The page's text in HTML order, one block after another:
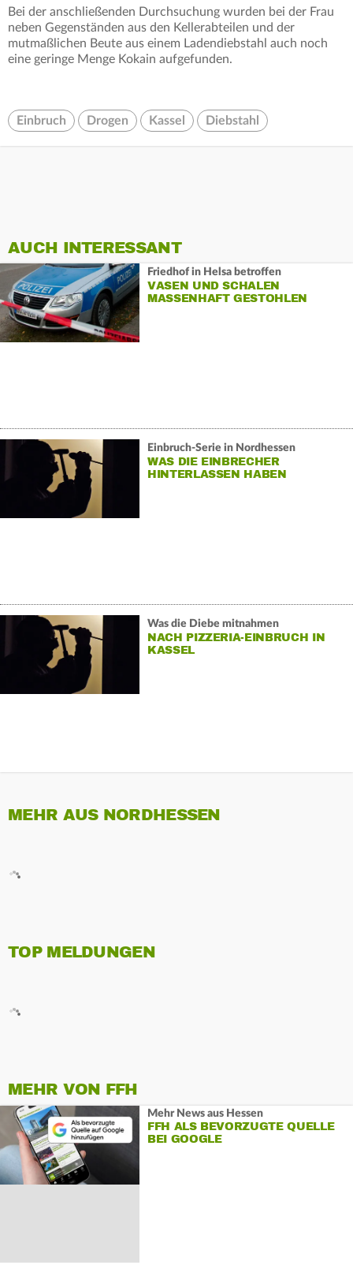
Bei der anschließenden Durchsuchung wurden bei der Frau
neben Gegenständen aus den Kellerabteilen und der
mutmaßlichen Beute aus einem Ladendiebstahl auch noch
eine geringe Menge Kokain aufgefunden.
Einbruch Drogen Kassel Diebstahl
AUCH INTERESSANT
Friedhof in Helsa betroffen
VASEN UND SCHALEN
MASSENHAFT GESTOHLEN
Einbruch-Serie in Nordhessen
WAS DIE EINBRECHER
HINTERLASSEN HABEN
Was die Diebe mitnahmen
NACH PIZZERIA-EINBRUCH IN
KASSEL
MEHR AUS NORDHESSEN
TOP MELDUNGEN
MEHR VON FFH
Mehr News aus Hessen
FFH ALS BEVORZUGTE QUELLE
BEI GOOGLE